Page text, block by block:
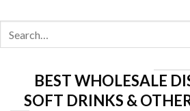
BEST WHOLESALE
SOFT DRINKS &
遊雅堂は2021年にオープンしたベラ
るロイヤルティ制度も整っています
レビューを見る